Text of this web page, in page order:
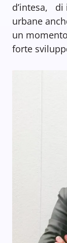
d’intesa, di
urbane
un
forte